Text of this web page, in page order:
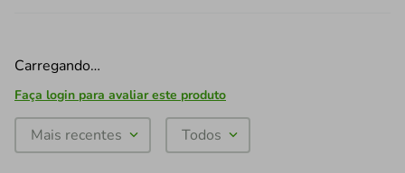
Carregando…
Faça login para avaliar este produto
Mais recentes Todos